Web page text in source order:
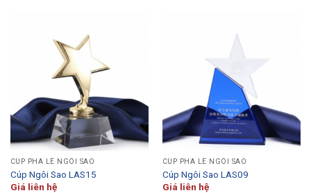
CÚP PHA LÊ NGÔI SAO
Cúp Ngôi Sao LAS15
Giá liên hệ
CÚP PHA LÊ NGÔI SAO
Cúp Ngôi Sao LAS09
Giá liên hệ